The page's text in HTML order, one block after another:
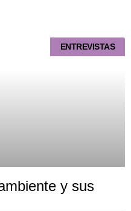
ENTREVISTAS
y sus